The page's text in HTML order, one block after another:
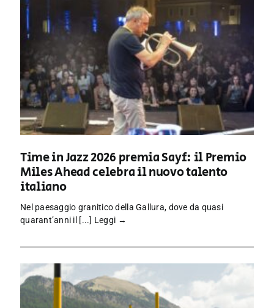
Time in Jazz 2026 premia Sayf: il Premio
Miles Ahead celebra il nuovo talento
italiano
Nel paesaggio granitico della Gallura, dove da quasi
quarant’anni il [...] Leggi →